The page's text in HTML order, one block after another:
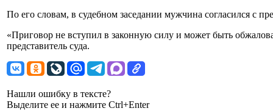
По его словам, в судебном заседании мужчина согласился с
«Приговор не вступил в законную силу и может быть
представитель суда.
Нашли ошибку в тексте?
Выделите ее и нажмите Ctrl+Enter